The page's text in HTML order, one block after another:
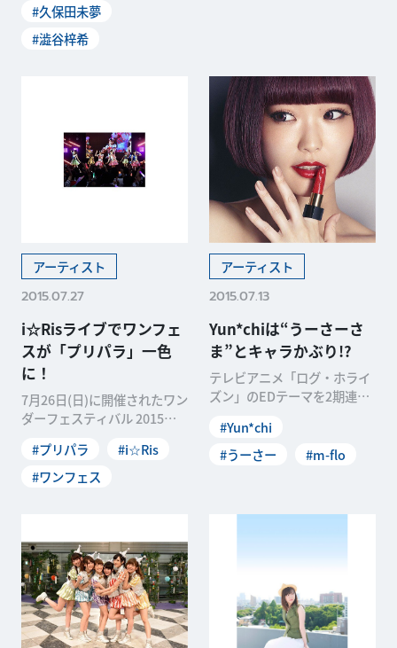
#久保田未夢
#澁谷梓希
アーティスト
2015.07.27
i☆Risライブでワンフェ
スが「プリパラ」一色
に！
7月26日(日)に開催されたワン
ダーフェスティバル 2015
で Prese
#プリパラ
#i☆Ris
#ワンフェス
アーティスト
2015.07.13
Yun*chiは“うーさーさ
ま”とキャラかぶり!?
テレビアニメ「ログ・ホライ
ズン」のEDテーマを2期連続
な歌声とルックスでフ
#Yun*chi
#うーさー
#m-flo